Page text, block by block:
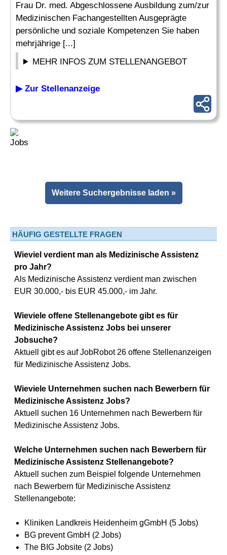
Frau Dr. med. Abgeschlossene Ausbildung zum/zur
Medizinischen Fachangestellten Ausgeprägte
persönliche und soziale Kompetenzen Sie haben
mehrjährige [...]
MEHR INFOS ZUM STELLENANGEBOT
▶ Zur Stellenanzeige
Weitere Suchergebnisse laden »
HÄUFIG GESTELLTE FRAGEN
Wieviel verdient man als Medizinische Assistenz
pro Jahr?
Als Medizinische Assistenz verdient man zwischen
EUR 30.000,- bis EUR 45.000,- im Jahr.
Wieviele offene Stellenangebote gibt es für
Medizinische Assistenz Jobs bei unserer
Jobsuche?
Aktuell gibt es auf JobRobot 26 offene Stellenanzeigen
für Medizinische Assistenz Jobs.
Wieviele Unternehmen suchen nach Bewerbern für
Medizinische Assistenz Jobs?
Aktuell suchen 16 Unternehmen nach Bewerbern für
Medizinische Assistenz Jobs.
Welche Unternehmen suchen nach Bewerbern für
Medizinische Assistenz Stellenangebote?
Aktuell suchen zum Beispiel folgende Unternehmen
nach Bewerbern für Medizinische Assistenz
Stellenangebote:
Kliniken Landkreis Heidenheim gGmbH (5 Jobs)
BG prevent GmbH (2 Jobs)
The BIG Jobsite (2 Jobs)